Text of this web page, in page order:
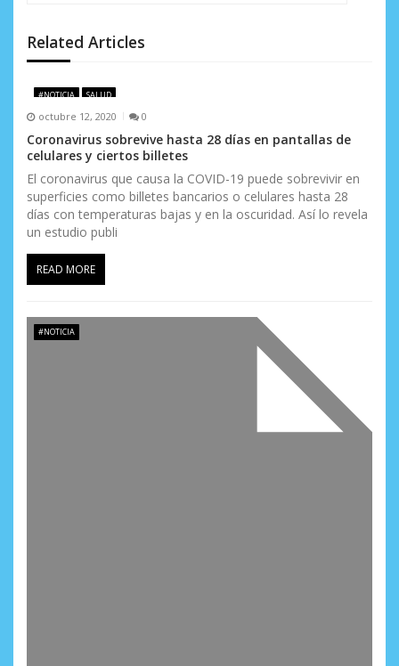
e
n
t
r
a
d
a
s
Related Articles
#NOTICIA SALUD
octubre 12, 2020 0
Coronavirus sobrevive hasta 28 días en pantallas de
celulares y ciertos billetes
El coronavirus que causa la COVID-19 puede sobrevivir en
superficies como billetes bancarios o celulares hasta 28
días con temperaturas bajas y en la oscuridad. Así lo revela
un estudio publi
READ MORE
#NOTICIA